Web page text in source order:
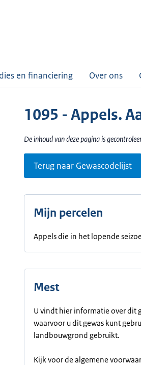
en financiering Over ons
1095 - Appels.
De inhoud van deze pagina is
Terug naar Gewascodelijst
Mijn percelen
Appels die in het lopende
Mest
U vindt hier informatie over dit
waarvoor u dit gewas kunt
landbouwgrond gebruikt.
Kijk voor de algemene